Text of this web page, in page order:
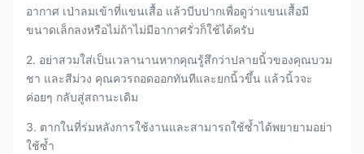
อากาศ เป่าลมเข้าที่แขนเสื้อ แล้วบีบปากเพื่อดูว่าแขนเสื้อมี
ขนาดเล็กลงหรือไม่ถ้าไม่มีอากาศรั่วก็ใช้ได้ครับ
2. อย่าสวมใส่เป็นเวลานานหากคุณรู้สึกว่าปลายนิ้วของคุณบวม
ชา และสีม่วง คุณควรถอดออกทันทีและยกนิ้วขึ้น แล้วนิ้วจะ
ค่อยๆ กลับสู่สถานะเดิม
3. ตากในที่ร่มหลังการใช้งานและสามารถใช้ซ้ำได้พยายามอย่า
ใช้ซ้ำ